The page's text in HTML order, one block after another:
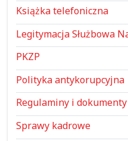
Książka telefoniczna
Legitymacja Służbowa
PKZP
Polityka antykorupcyjna
Regulaminy i
Sprawy kadrowe